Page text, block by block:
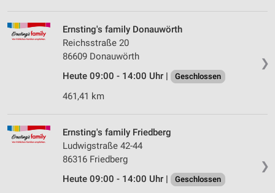
❯
Ernsting's family Donauwörth
Reichsstraße 20
86609 Donauwörth
Heute 09:00 - 14:00 Uhr |
Geschlossen
461,41 km
❯
Ernsting's family Friedberg
Ludwigstraße 42-44
86316 Friedberg
Heute 09:00 - 14:00 Uhr |
Geschlossen